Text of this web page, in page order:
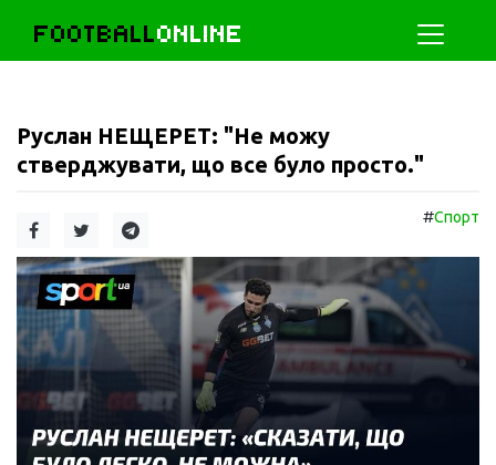
FOOTBALLONLINE
Руслан НЕЩЕРЕТ: "Не можу
стверджувати, що все було просто."
#Спорт